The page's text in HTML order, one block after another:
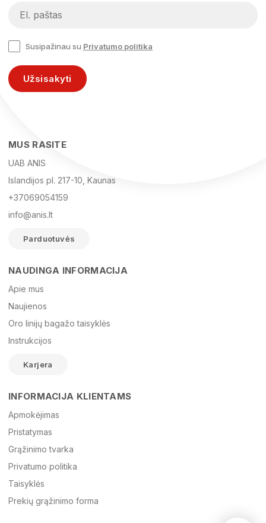
El. paštas
Žinutė
Susipažinau su Privatumo politika
Užsisakyti
MUS RASITE
UAB ANIS
Islandijos pl. 217-10, Kaunas
+37069054159
info@anis.lt
Parduotuvės
NAUDINGA INFORMACIJA
Apie mus
Naujienos
Oro linijų bagažo taisyklės
Instrukcijos
Karjera
INFORMACIJA KLIENTAMS
Apmokėjimas
Pristatymas
Grąžinimo tvarka
Privatumo politika
Taisyklės
Prekių grąžinimo forma